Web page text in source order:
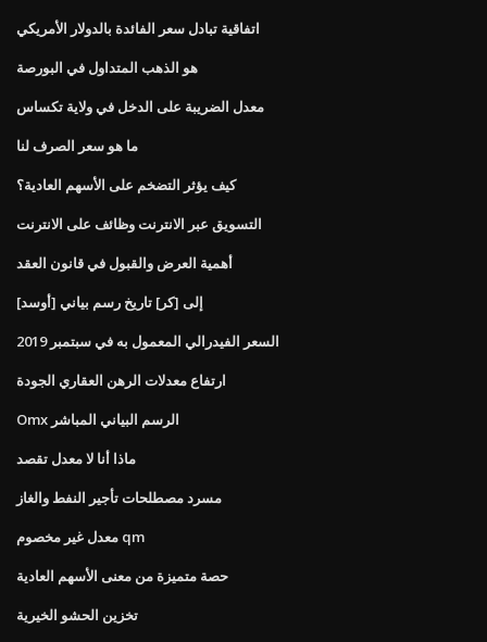
اتفاقية تبادل سعر الفائدة بالدولار الأمريكي
هو الذهب المتداول في البورصة
معدل الضريبة على الدخل في ولاية تكساس
ما هو سعر الصرف لنا
كيف يؤثر التضخم على الأسهم العادية؟
التسويق عبر الانترنت وظائف على الانترنت
أهمية العرض والقبول في قانون العقد
[أوسد] إلى [كر] تاريخ رسم بياني
السعر الفيدرالي المعمول به في سبتمبر 2019
ارتفاع معدلات الرهن العقاري الجودة
Omx الرسم البياني المباشر
ماذا أنا لا معدل تقصد
مسرد مصطلحات تأجير النفط والغاز
معدل غير مخصوم qm
حصة متميزة من معنى الأسهم العادية
تخزين الحشو الخيرية